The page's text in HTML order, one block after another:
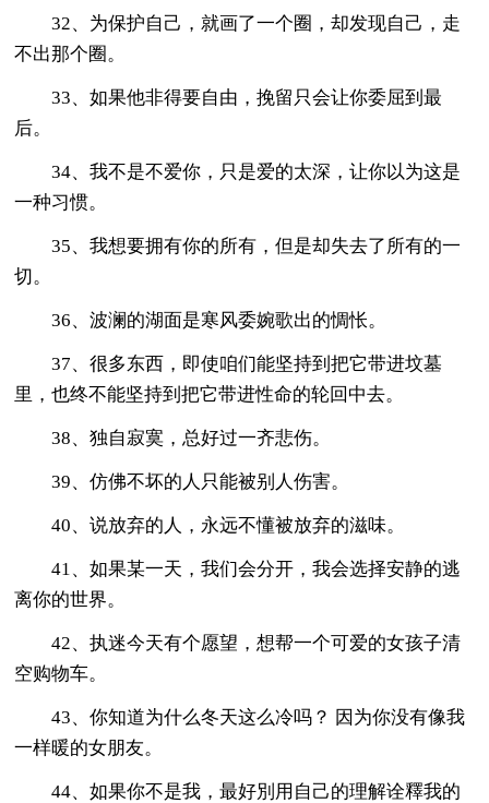
32、为保护自己，就画了一个圈，却发现自己，走
不出那个圈。
33、如果他非得要自由，挽留只会让你委屈到最
后。
34、我不是不爱你，只是爱的太深，让你以为这是
一种习惯。
35、我想要拥有你的所有，但是却失去了所有的一
切。
36、波澜的湖面是寒风委婉歌出的惆怅。
37、很多东西，即使咱们能坚持到把它带进坟墓
里，也终不能坚持到把它带进性命的轮回中去。
38、独自寂寞，总好过一齐悲伤。
39、仿佛不坏的人只能被别人伤害。
40、说放弃的人，永远不懂被放弃的滋味。
41、如果某一天，我们会分开，我会选择安静的逃
离你的世界。
42、执迷今天有个愿望，想帮一个可爱的女孩子清
空购物车。
43、你知道为什么冬天这么冷吗？ 因为你没有像我
一样暖的女朋友。
44、如果你不是我，最好別用自己的理解诠釋我的